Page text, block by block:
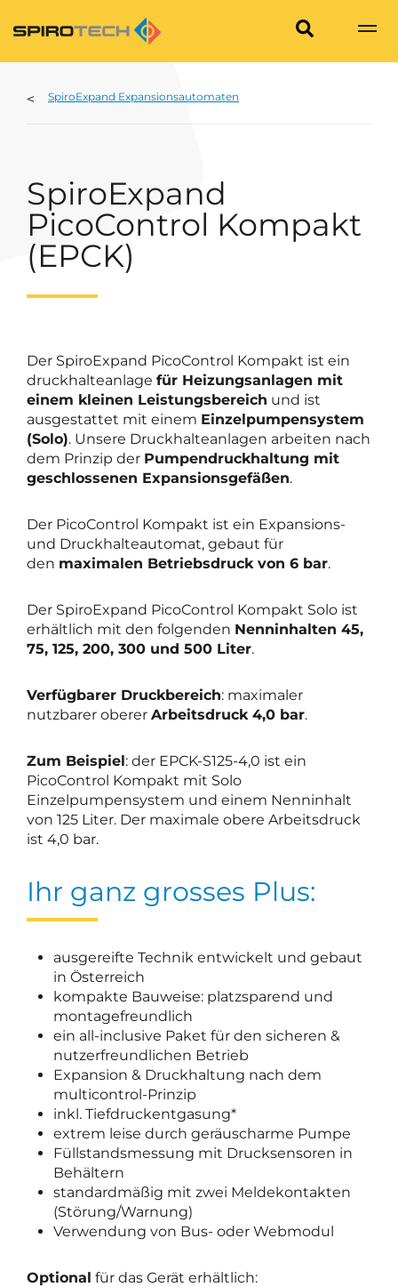
SpiroExpand Expansionsautomaten
SpiroExpand
PicoControl Kompakt
(EPCK)
Der SpiroExpand PicoControl Kompakt ist ein
druckhalteanlage für Heizungsanlagen mit
einem kleinen Leistungsbereich und ist
ausgestattet mit einem Einzelpumpensystem
(Solo). Unsere Druckhalteanlagen arbeiten nach
dem Prinzip der Pumpendruckhaltung mit
geschlossenen Expansionsgefäßen.
Der PicoControl Kompakt ist ein Expansions-
und Druckhalteautomat, gebaut für
den maximalen Betriebsdruck von 6 bar.
Der SpiroExpand PicoControl Kompakt Solo ist
erhältlich mit den folgenden Nenninhalten 45,
75, 125, 200, 300 und 500 Liter.
Verfügbarer Druckbereich: maximaler
nutzbarer oberer Arbeitsdruck 4,0 bar.
Zum Beispiel: der EPCK-S125-4,0 ist ein
PicoControl Kompakt mit Solo
Einzelpumpensystem und einem Nenninhalt
von 125 Liter. Der maximale obere Arbeitsdruck
ist 4,0 bar.
Ihr ganz grosses Plus:
ausgereifte Technik entwickelt und gebaut
in Österreich
kompakte Bauweise: platzsparend und
montagefreundlich
ein all-inclusive Paket für den sicheren &
nutzerfreundlichen Betrieb
Expansion & Druckhaltung nach dem
multicontrol-Prinzip
inkl. Tiefdruckentgasung*
extrem leise durch geräuscharme Pumpe
Füllstandsmessung mit Drucksensoren in
Behältern
standardmäßig mit zwei Meldekontakten
(Störung/Warnung)
Verwendung von Bus- oder Webmodul
Optional für das Gerät erhältlich: